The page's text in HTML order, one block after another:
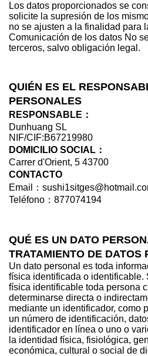
Los datos proporcionados se
solicite la supresión de los
no se ajusten a la finalidad para
Comunicación de los datos No
terceros, salvo obligación legal.
QUIÉN ES EL
PERSONALES
RESPONSABLE：
Dunhuang SL
NIF/CIF:B67219980
DOMICILIO SOCIAL：
Carrer d'Orient, 5 43700
CONTACTO
Email：
Teléfono：877074194
QUÉ ES UN DATO
TRATAMIENTO DE DATOS
Un dato personal es toda
física identificada o identificable.
física identificable toda persona
determinarse directa o
mediante un identificador, como
un número de identificación,
identificador en línea o uno o
la identidad física, fisiológica,
económica, cultural o social de